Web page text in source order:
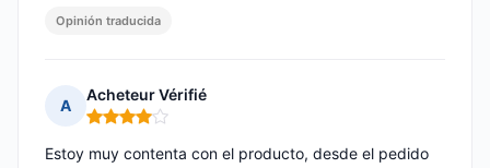
Opinión traducida
A
Acheteur Vérifié
Nota: 4 de 5
Estoy muy contenta con el producto, desde el pedido